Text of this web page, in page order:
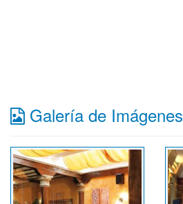
Galería de Imágenes